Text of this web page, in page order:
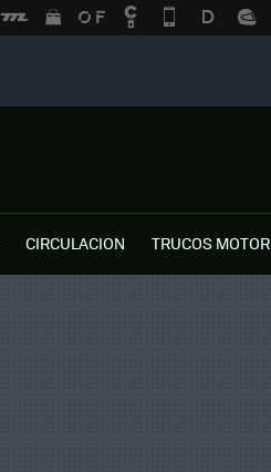
CIRCULACION TRUCOS MOTOR